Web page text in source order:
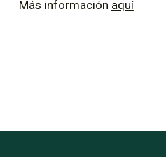
Más información aquí